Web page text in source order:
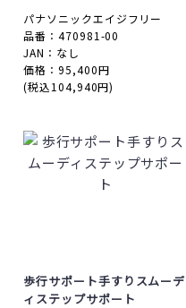
パナソニックエイジフリー
品番：470981-00
JAN：なし
価格：95,400円
(税込104,940円)
歩行サポート手すりスムーデ
ィステップサポート